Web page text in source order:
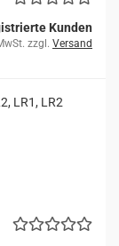
Kunden
zzgl. Versand
LR1, LR2